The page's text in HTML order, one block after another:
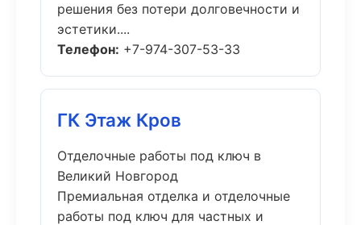
решения без потери долговечности и
эстетики....
Телефон: +7-974-307-53-33
ГК Этаж Кров
Отделочные работы под ключ в
Великий Новгород
Премиальная отделка и отделочные
работы под ключ для частных и